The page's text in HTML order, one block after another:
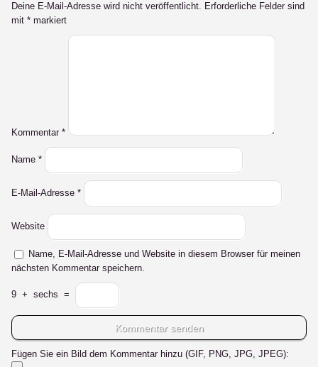
Deine E-Mail-Adresse wird nicht veröffentlicht. Erforderliche Felder sind
mit * markiert
Kommentar *
Name *
E-Mail-Adresse *
Website
Name, E-Mail-Adresse und Website in diesem Browser für meinen
nächsten Kommentar speichern.
9 + sechs =
Fügen Sie ein Bild dem Kommentar hinzu (GIF, PNG, JPG, JPEG):